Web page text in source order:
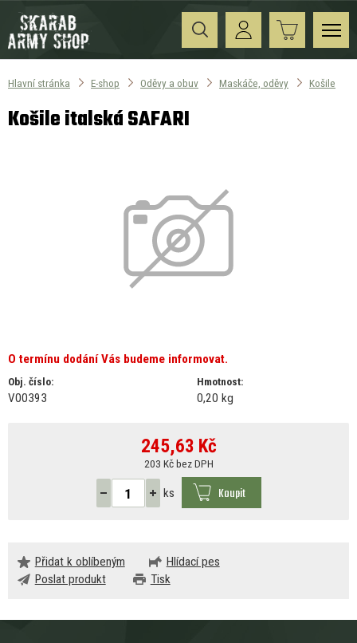
Hlavní stránka E-shop Oděvy a obuv Maskáče, oděvy Košile
Košile italská SAFARI
O termínu dodání Vás budeme informovat.
Obj. číslo:
V00393
Hmotnost:
0,20 kg
245,63 Kč
203 Kč bez DPH
ks Koupit
Přidat k oblíbeným
Hlídací pes
Poslat produkt
Tisk